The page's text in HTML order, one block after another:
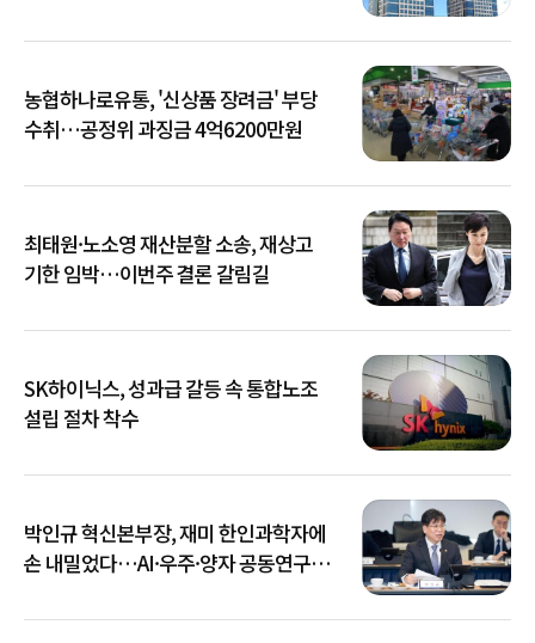
농협하나로유통, '신상품 장려금' 부당
수취…공정위 과징금 4억6200만원
최태원·노소영 재산분할 소송, 재상고
기한 임박…이번주 결론 갈림길
SK하이닉스, 성과급 갈등 속 통합노조
설립 절차 착수
박인규 혁신본부장, 재미 한인과학자에
손 내밀었다…AI·우주·양자 공동연구